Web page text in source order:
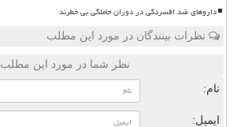
داروهای ضد افسردگی در دوران حاملگی بی خطرند
نظرات بینندگان در مورد این مطلب
نظر شما در مورد این مطلب
نام:
ایمیل: